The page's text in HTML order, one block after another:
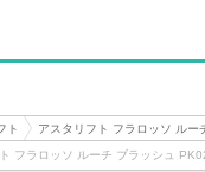
ト アスタリフト フラロッソ ルー
フラロッソ ルーチ ブラッシュ